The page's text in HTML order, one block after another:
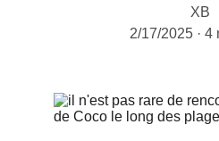
XB
2/17/2025
4